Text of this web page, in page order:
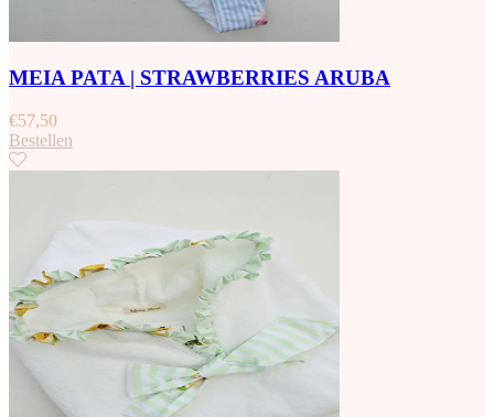
MEIA PATA | STRAWBERRIES ARUBA
€57,50
Bestellen